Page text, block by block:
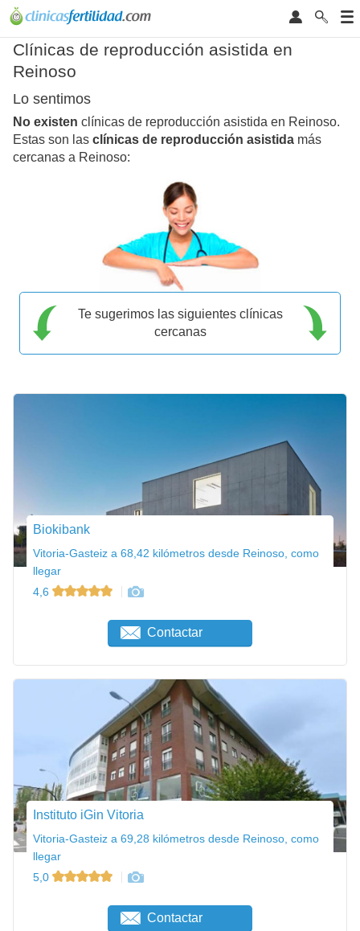
Clínicas de reproducción asistida en
Reinoso
Lo sentimos
No existen clínicas de reproducción asistida en Reinoso.
Estas son las clínicas de reproducción asistida más
cercanas a Reinoso:
Te sugerimos las siguientes clínicas
cercanas
Biokibank
Vitoria-Gasteiz a 68,42 kilómetros desde Reinoso, como
llegar
4,6
Contactar
Instituto iGin Vitoria
Vitoria-Gasteiz a 69,28 kilómetros desde Reinoso, como
llegar
5,0
Contactar